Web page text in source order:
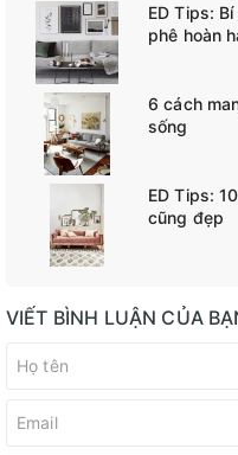
ED Tips:
phê hoàn
6 cách
sống
ED Tips:
cũng đẹp
VIẾT BÌNH LUẬN CỦA